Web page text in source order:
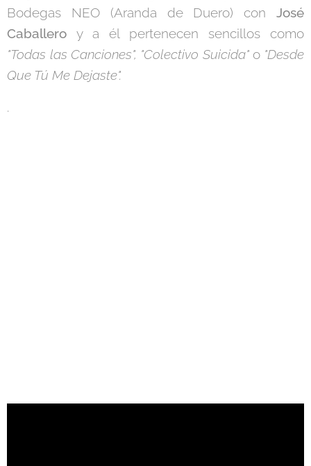
Bodegas NEO (Aranda de Duero) con José
Caballero y a él pertenecen sencillos como
"Todas las Canciones", "Colectivo Suicida" o "Desde
Que Tú Me Dejaste".
.